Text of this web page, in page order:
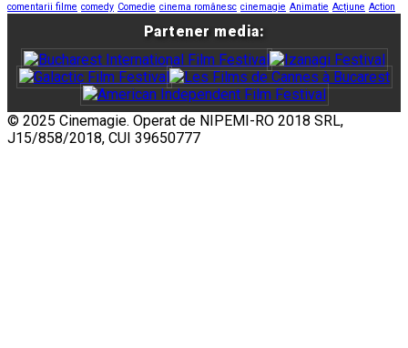
comentarii filme comedy Comedie cinema românesc cinemagie Animatie Acțiune Action
Partener media:
© 2025 Cinemagie. Operat de NIPEMI-RO 2018 SRL,
J15/858/2018, CUI 39650777